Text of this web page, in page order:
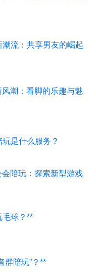
潮流：共享男友的崛起
潮：看脚的乐趣与魅
是什么服务？
陪玩：探索新型游戏
毛球？**
群陪玩”？**